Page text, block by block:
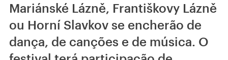
Mariánské Lázně, Františkovy Lázně
ou Horní Slavkov se encherão de
dança, de canções e de música. O